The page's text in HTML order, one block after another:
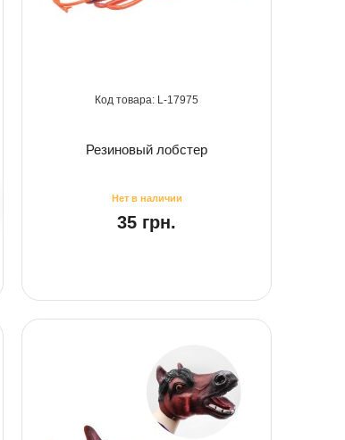
17975
Резиновый лобстер
35 грн.